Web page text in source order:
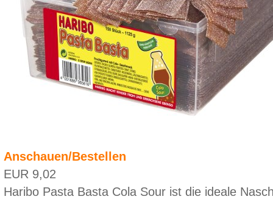
Anschauen/Bestellen
EUR 9,02
Haribo Pasta Basta Cola Sour ist die ideale